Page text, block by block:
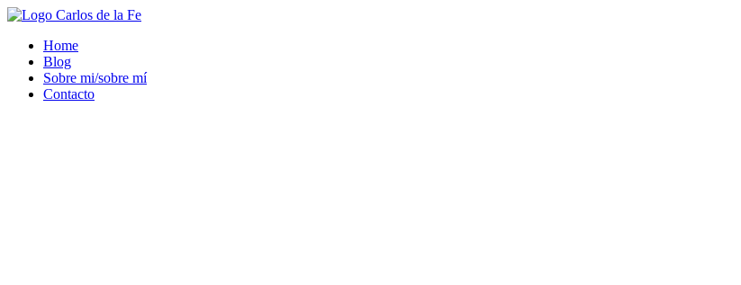
Ir
contenidoHome
Blog
Sobre mi/sobre mí
Contacto